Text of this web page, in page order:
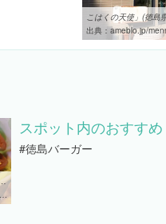
出典： ameblo.jp/
COFFEE） - 立江/喫茶店 [食べログ]
スポット内のおすすめ
#徳島バーガー